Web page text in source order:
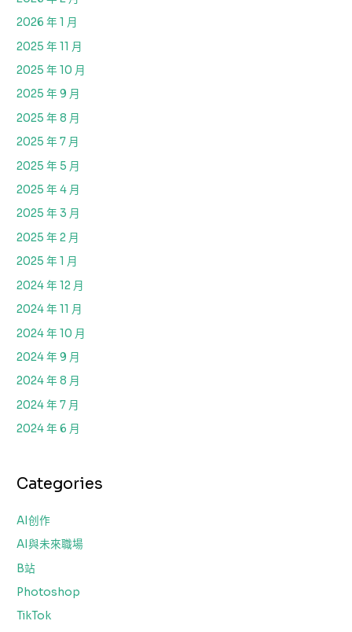
2026 年 1 月
2025 年 11 月
2025 年 10 月
2025 年 9 月
2025 年 8 月
2025 年 7 月
2025 年 5 月
2025 年 4 月
2025 年 3 月
2025 年 2 月
2025 年 1 月
2024 年 12 月
2024 年 11 月
2024 年 10 月
2024 年 9 月
2024 年 8 月
2024 年 7 月
2024 年 6 月
Categories
AI创作
AI與未來職場
B站
Photoshop
TikTok